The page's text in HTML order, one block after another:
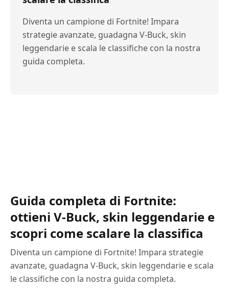
Diventa un campione di Fortnite! Impara
strategie avanzate, guadagna V-Buck, skin
leggendarie e scala le classifiche con la nostra
guida completa.
Guida completa di Fortnite:
ottieni V-Buck, skin leggendarie e
scopri come scalare la classifica
Diventa un campione di Fortnite! Impara strategie
avanzate, guadagna V-Buck, skin leggendarie e scala
le classifiche con la nostra guida completa.